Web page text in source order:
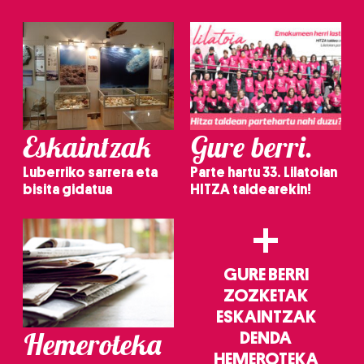
Eskaintzak
Luberriko sarrera eta
bisita gidatua
Gure berri.
Parte hartu 33. Lilatoian
HITZA taldearekin!
Hemeroteka
+
GURE BERRI
ZOZKETAK
ESKAINTZAK
DENDA
HEMEROTEKA